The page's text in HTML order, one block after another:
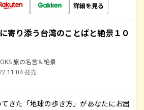
詳細を見る
寄り添う台湾のことばと絶景１０
旅の名言＆絶景
発売
きた「地球の歩き方」があなたにお届